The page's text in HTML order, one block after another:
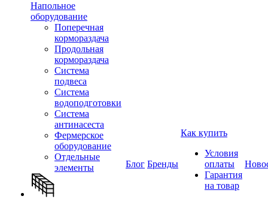
Напольное
оборудование
Поперечная
кормораздача
Продольная
кормораздача
Система
подвеса
Система
водоподготовки
Система
антинасеста
Фермерское
оборудование
Отдельные
элементы
Блог Бренды
Как купить
Условия
оплаты
Гарантия
на товар